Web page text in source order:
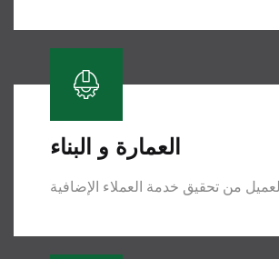
العمارة و البناء